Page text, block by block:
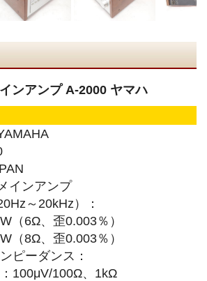
ンアンプ A-2000 ヤマハ
インアンプ
～20kHz）：
（6Ω、歪0.003％）
（8Ω、歪0.003％）
ピーダンス：
100μV/100Ω、1kΩ